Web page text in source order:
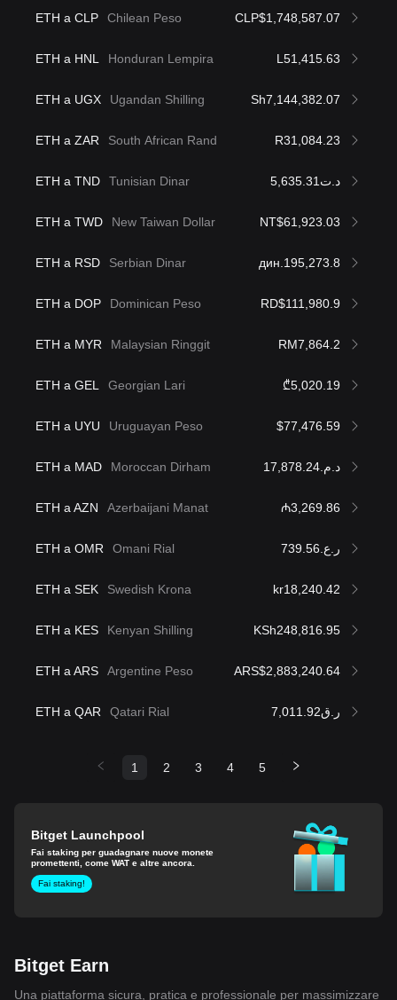
ETH a CLP Chilean Peso CLP$1,748,587.07
ETH a HNL Honduran Lempira L51,415.63
ETH a UGX Ugandan Shilling Sh7,144,382.07
ETH a ZAR South African Rand R31,084.23
ETH a TND Tunisian Dinar د.ت5,635.31
ETH a TWD New Taiwan Dollar NT$61,923.03
ETH a RSD Serbian Dinar дин.195,273.8
ETH a DOP Dominican Peso RD$111,980.9
ETH a MYR Malaysian Ringgit RM7,864.2
ETH a GEL Georgian Lari ₾5,020.19
ETH a UYU Uruguayan Peso $77,476.59
ETH a MAD Moroccan Dirham د.م.17,878.24
ETH a AZN Azerbaijani Manat ₼3,269.86
ETH a OMR Omani Rial ر.ع.739.56
ETH a SEK Swedish Krona kr18,240.42
ETH a KES Kenyan Shilling KSh248,816.95
ETH a ARS Argentine Peso ARS$2,883,240.64
ETH a QAR Qatari Rial ر.ق7,011.92
1 2 3 4 5
Bitget Launchpool
Fai staking per guadagnare nuove monete
promettenti, come WAT e altre ancora.
Fai staking!
Bitget Earn
Una piattaforma sicura, pratica e professionale per massimizzare